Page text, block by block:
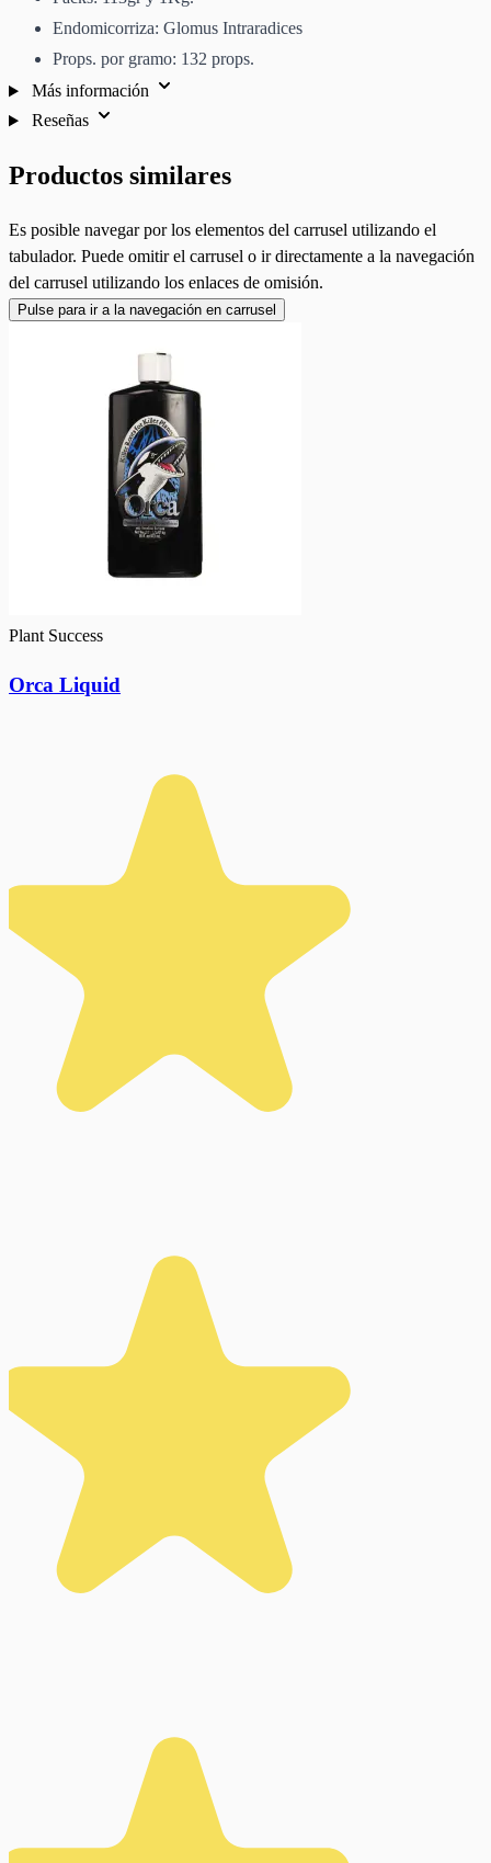
Endomicorriza: Glomus Intraradices
Props. por gramo: 132 props.
Más información
Reseñas
Productos similares
Es posible navegar por los elementos del carrusel utilizando el
tabulador. Puede omitir el carrusel o ir directamente a la navegación
del carrusel utilizando los enlaces de omisión.
Pulse para ir a la navegación en carrusel
Plant Success
Orca Liquid